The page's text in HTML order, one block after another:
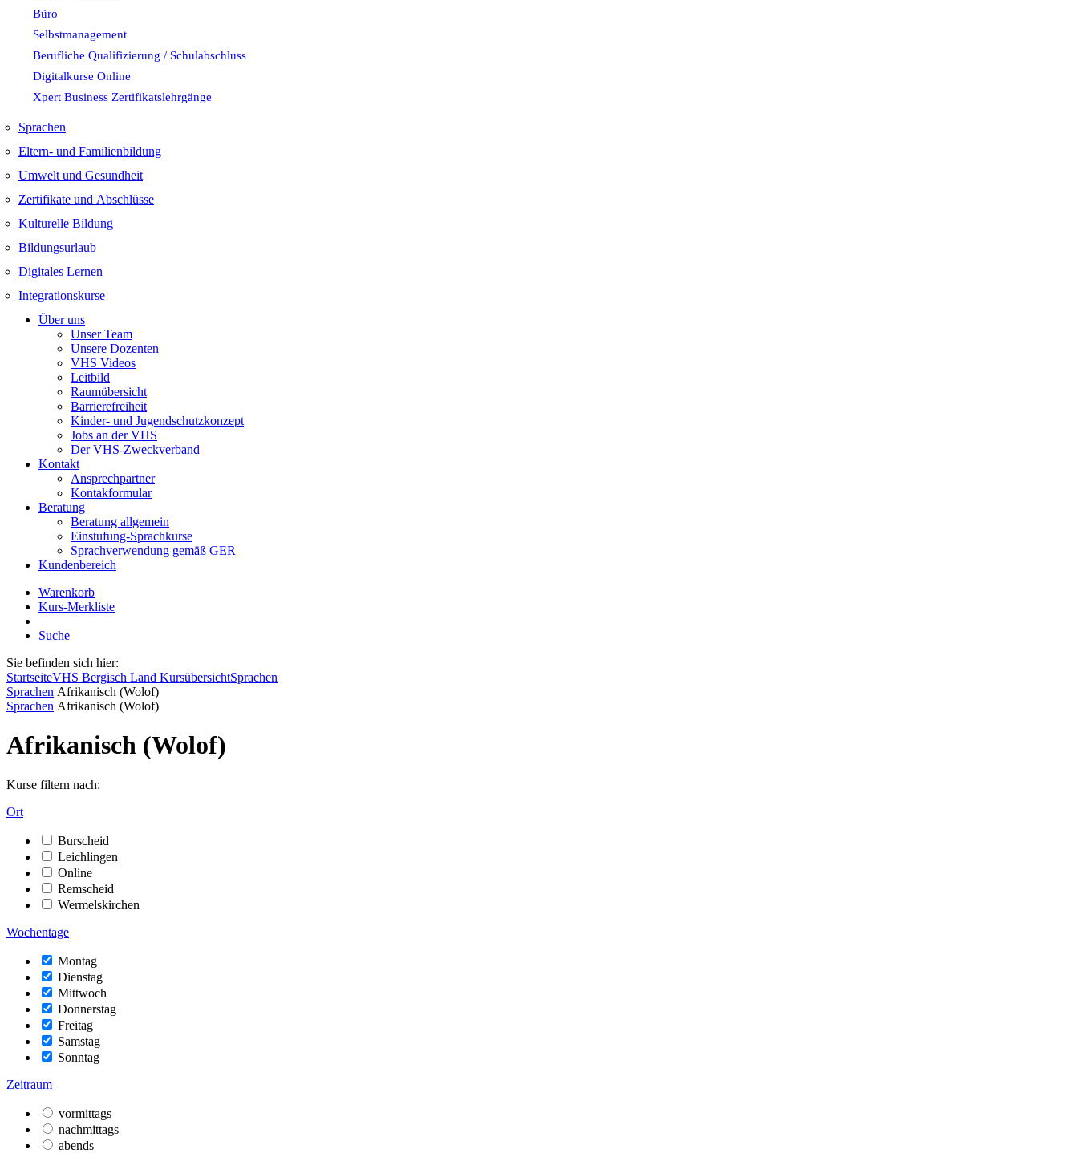
Büro
Selbstmanagement
Berufliche Qualifizierung / Schulabschluss
Digitalkurse Online
Xpert Business Zertifikatslehrgänge
Sprachen
Eltern- und Familienbildung
Umwelt und Gesundheit
Zertifikate und Abschlüsse
Kulturelle Bildung
Bildungsurlaub
Digitales Lernen
Integrationskurse
Über uns
Unser Team
Unsere Dozenten
VHS Videos
Leitbild
Raumübersicht
Barrierefreiheit
Kinder- und Jugendschutzkonzept
Jobs an der VHS
Der VHS-Zweckverband
Kontakt
Ansprechpartner
Kontakformular
Beratung
Beratung allgemein
Einstufung-Sprachkurse
Sprachverwendung gemäß GER
Kundenbereich
Warenkorb
Kurs-Merkliste
Suche
Sie befinden sich hier:
StartseiteVHS Bergisch Land KursübersichtSprachen
Sprachen Afrikanisch (Wolof)
Sprachen Afrikanisch (Wolof)
Afrikanisch (Wolof)
Kurse filtern nach:
Ort
Burscheid
Leichlingen
Online
Remscheid
Wermelskirchen
Wochentage
Montag
Dienstag
Mittwoch
Donnerstag
Freitag
Samstag
Sonntag
Zeitraum
vormittags
nachmittags
abends